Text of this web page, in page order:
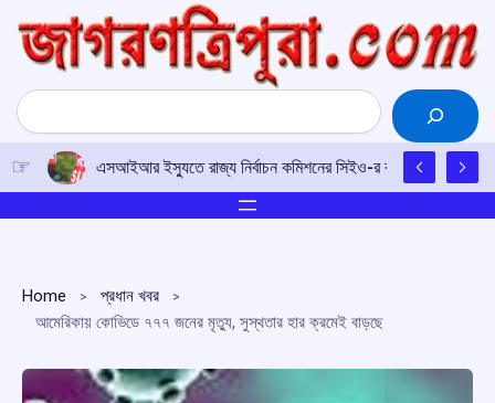
content
Search
এসআইআর ইস্যুতে রাজ্য নির্বাচন কমিশনের সিইও-র কাছে
Home
প্রধান খবর
আমেরিকায় কোভিডে ৭৭৭ জনের মৃত্যু, সুস্থতার হার ক্রমেই বাড়ছে